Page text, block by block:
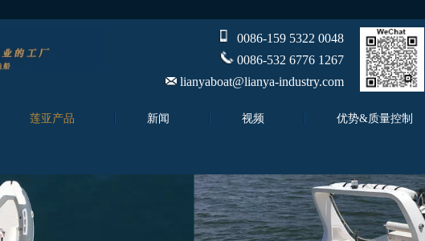
0086-159 5322 0048
0086-532 6776 1267
lianyaboat@lianya-industry.com
莲亚产品 新闻 视频 优势&质量控制